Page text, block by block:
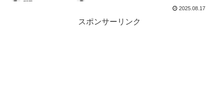
2025.08.17
スポンサーリンク